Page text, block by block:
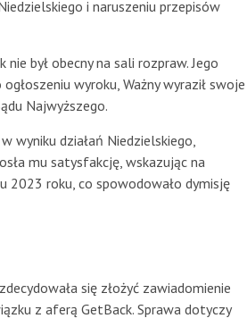
i naruszeniu przepisów
nie był obecny na sali rozpraw. Jego
wyroku, Ważny wyraził swoje
Najwyższego.
wyniku działań Niedzielskiego,
mu satysfakcję, wskazując na
2023 roku, co spowodowało dymisję
się złożyć zawiadomienie
z aferą GetBack. Sprawa dotyczy